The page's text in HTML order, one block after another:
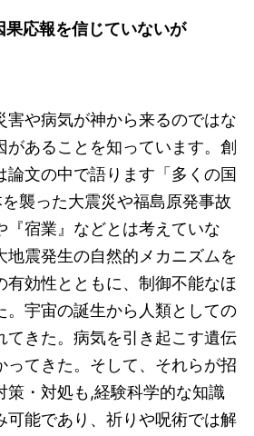
果応報を信じていないが
害や病気が神から来るのではな
があることを知っています。創
論文の中で語ります「多くの国
襲った大震災や福島原発事故
『宿業』などとは考えていな
地震発生の自然的メカニズムを
有効性とともに、制御不能なほ
。宇宙の誕生から人類としての
てきた。病気を引き起こす遺伝
ってきた。そして、それらが招
策・対処も,経験科学的な知識
可能であり、祈りや呪術では解